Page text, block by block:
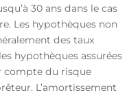
30 ans dans le cas
Les hypothèques non
des taux
hypothèques assurées
compte du risque
L’amortissement